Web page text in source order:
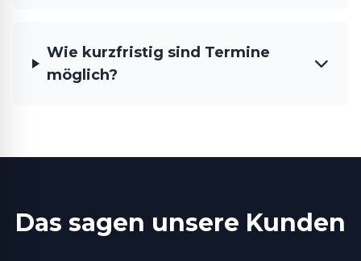
Wie kurzfristig sind Termine
möglich?
Das sagen unsere Kunden